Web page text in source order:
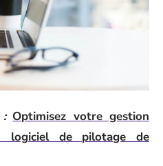
Optimisez votre gestion
logiciel de pilotage de